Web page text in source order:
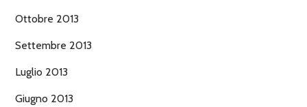
Ottobre 2013
Settembre 2013
Luglio 2013
Giugno 2013